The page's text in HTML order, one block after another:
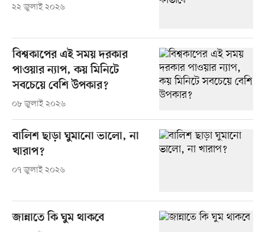
২২ জুলাই ২০২৬
বিশ্বকাপের এই সময় দরকার
পাওয়ার ন্যাপ, কয় মিনিটে
সবচেয়ে বেশি উপকার?
০৮ জুলাই ২০২৬
বালিশ ছাড়া ঘুমানো ভালো, না
খারাপ?
০৭ জুলাই ২০২৬
জান্নাতে কি ঘুম থাকবে